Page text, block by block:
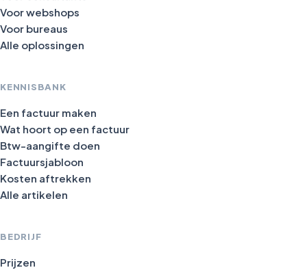
Voor webshops
Voor bureaus
Alle oplossingen
KENNISBANK
Een factuur maken
Wat hoort op een factuur
Btw-aangifte doen
Factuursjabloon
Kosten aftrekken
Alle artikelen
BEDRIJF
Prijzen